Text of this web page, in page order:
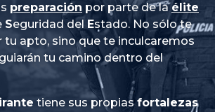
preparación por parte de laélite
Seguridad del Estado. No sólo te
apto, sino que te inculcaremos
tu camino dentro del
tiene sus propiasfortalezas